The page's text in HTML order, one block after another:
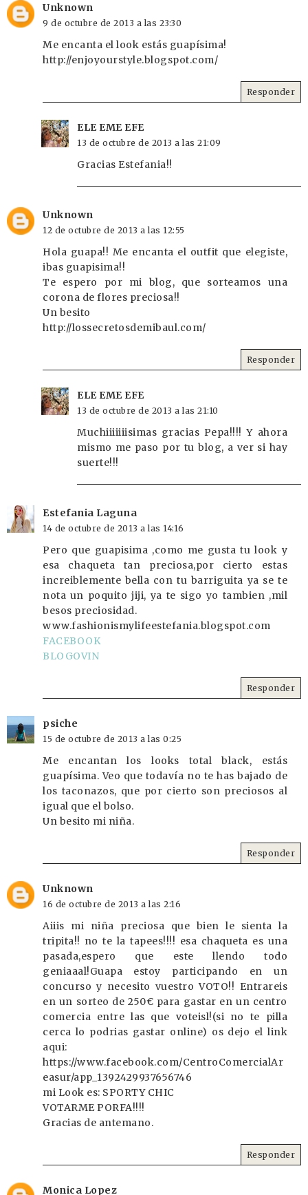
Unknown
9 de octubre de 2013 a las 23:30
Me encanta el look estás guapísima!
http://enjoyourstyle.blogspot.com/
Responder
ELE EME EFE
13 de octubre de 2013 a las 21:09
Gracias Estefania!!
Unknown
12 de octubre de 2013 a las 12:55
Hola guapa!! Me encanta el outfit que elegiste,
ibas guapisima!!
Te espero por mi blog, que sorteamos una
corona de flores preciosa!!
Un besito
http://lossecretosdemibaul.com/
Responder
ELE EME EFE
13 de octubre de 2013 a las 21:10
Muchiiiiiiisimas gracias Pepa!!!! Y ahora
mismo me paso por tu blog, a ver si hay
suerte!!!
Estefania Laguna
14 de octubre de 2013 a las 14:16
Pero que guapisima ,como me gusta tu look y
esa chaqueta tan preciosa,por cierto estas
increiblemente bella con tu barriguita ya se te
nota un poquito jiji, ya te sigo yo tambien ,mil
besos preciosidad.
www.fashionismylifeestefania.blogspot.com
FACEBOOK
BLOGOVIN
Responder
psiche
15 de octubre de 2013 a las 0:25
Me encantan los looks total black, estás
guapísima. Veo que todavía no te has bajado de
los taconazos, que por cierto son preciosos al
igual que el bolso.
Un besito mi niña.
Responder
Unknown
16 de octubre de 2013 a las 2:16
Aiiis mi niña preciosa que bien le sienta la
tripita!! no te la tapees!!!! esa chaqueta es una
pasada,espero que este llendo todo
geniaaal!Guapa estoy participando en un
concurso y necesito vuestro VOTO!! Entrareis
en un sorteo de 250€ para gastar en un centro
comercia entre las que voteisl!(si no te pilla
cerca lo podrias gastar online) os dejo el link
aqui:
https://www.facebook.com/CentroComercialAr
easur/app_1392429937656746
mi Look es: SPORTY CHIC
VOTARME PORFA!!!!
Gracias de antemano.
Responder
Monica Lopez